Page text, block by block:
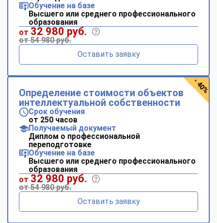
Обучение на базе
Высшего или среднего профессионального
образования
от 32 980 руб.
от 54 980 руб.
Оставить заявку
Определение стоимости объектов
интеллектуальной собственности
Срок обучения
от 250 часов
Получаемый документ
Диплом о профессиональной
переподготовке
Обучение на базе
Высшего или среднего профессионального
образования
от 32 980 руб.
от 54 980 руб.
Оставить заявку
- 40%